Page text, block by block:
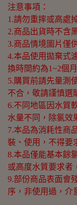
注意事項：
1.請勿重摔或高處
2.商品出貨時不含
3.商品情境圖片僅
4.本品使用拋棄式
換時間約為1~2個月
5.購買前請先量測
不合，敬請謹慎選
6.不同地區因水質
水量不同，除氯效
7.本品為消耗性商
裝、使用，不得要
8.本品僅能基本餘
或高度水質要求者
9.部份商品表面會
序，非使用過，介